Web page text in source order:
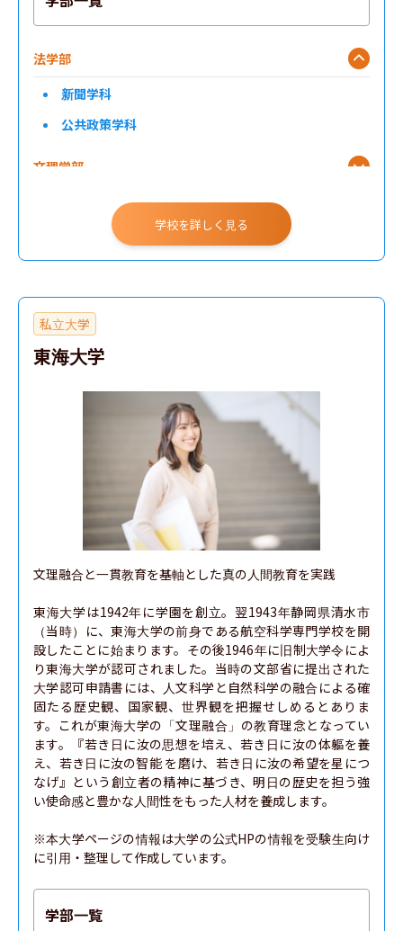
法学部
新聞学科
公共政策学科
文理学部
危機管理学部
学校を詳しく見る
私立大学
東海大学
文理融合と一貫教育を基軸とした真の人間教育を実践
東海大学は1942年に学園を創立。翌1943年静岡県清水市
（当時）に、東海大学の前身である航空科学専門学校を開
設したことに始まります。その後1946年に旧制大学令によ
り東海大学が認可されました。当時の文部省に提出された
大学認可申請書には、人文科学と自然科学の融合による確
固たる歴史観、国家観、世界観を把握せしめるとありま
す。これが東海大学の「文理融合」の教育理念となってい
ます。『若き日に汝の思想を培え、若き日に汝の体軀を養
え、若き日に汝の智能 を磨け、若き日に汝の希望を星につ
なげ』という創立者の精神に基づき、明日の歴史を担う強
い使命感と豊かな人間性をもった人材を養成します。
※本大学ページの情報は大学の公式HPの情報を受験生向け
に引用・整理して作成しています。
学部一覧